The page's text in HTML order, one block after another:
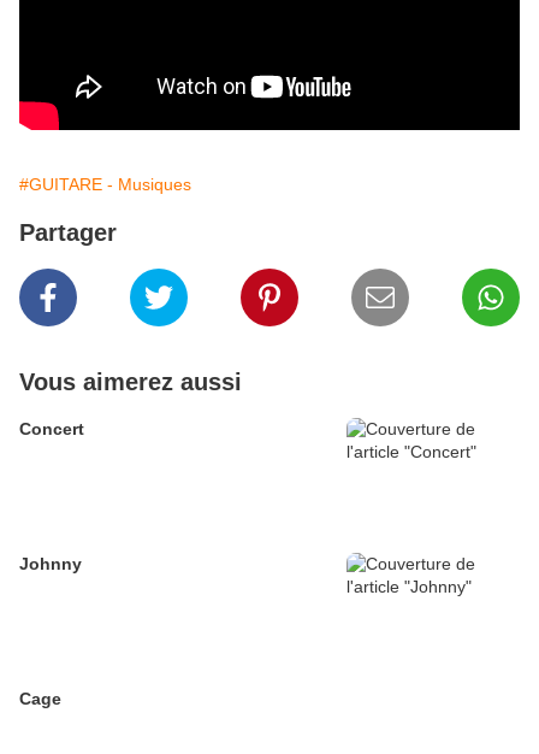
#GUITARE - Musiques
Partager
Vous aimerez aussi
Concert
Johnny
Cage